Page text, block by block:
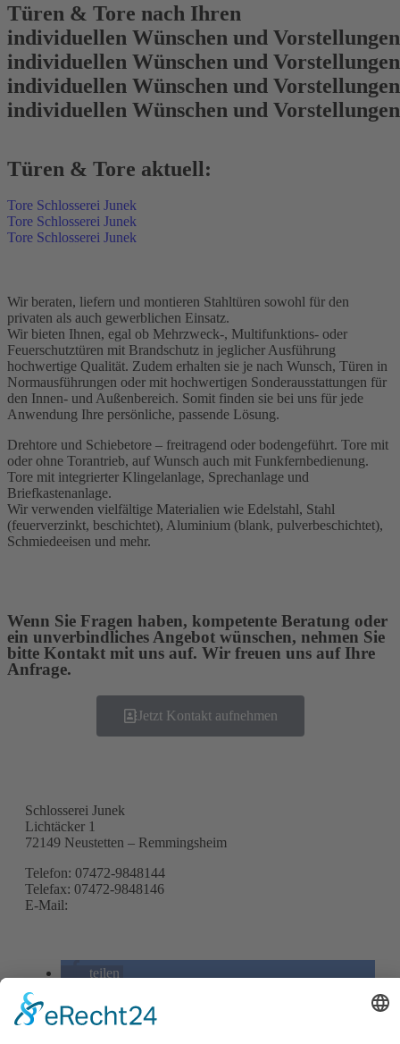
Türen & Tore nach Ihren
individuellen Wünschen und
individuellen Wünschen und
individuellen Wünschen und
individuellen Wünschen und
Türen & Tore aktuell:
Tore Schlosserei Junek
Tore Schlosserei Junek
Tore Schlosserei Junek
Wir beraten, liefern und montieren Stahltüren sowohl für den
privaten als auch gewerblichen Einsatz.
Wir bieten Ihnen, egal ob Mehrzweck-, Multifunktions- oder
Feuerschutztüren mit Brandschutz in jeglicher Ausführung
hochwertige Qualität. Zudem erhalten sie je nach Wunsch, Türen in
Normausführungen oder mit hochwertigen Sonderausstattungen für
den Innen- und Außenbereich. Somit finden sie bei uns für jede
Anwendung Ihre persönliche, passende Lösung.
Drehtore und Schiebetore – freitragend oder bodengeführt. Tore mit
oder ohne Torantrieb, auf Wunsch auch mit Funkfernbedienung.
Tore mit integrierter Klingelanlage, Sprechanlage und
Briefkastenanlage.
Wir verwenden vielfältige Materialien wie Edelstahl, Stahl
(feuerverzinkt, beschichtet), Aluminium (blank, pulverbeschichtet),
Schmiedeeisen und mehr.
Wenn Sie Fragen haben, kompetente Beratung oder
ein unverbindliches Angebot wünschen, nehmen Sie
bitte Kontakt mit uns auf. Wir freuen uns auf Ihre
Anfrage.
Jetzt Kontakt aufnehmen
Schlosserei Junek
Lichtäcker 1
72149 Neustetten – Remmingsheim
Telefon: 07472-9848144
Telefax: 07472-9848146
E-Mail:
teilen